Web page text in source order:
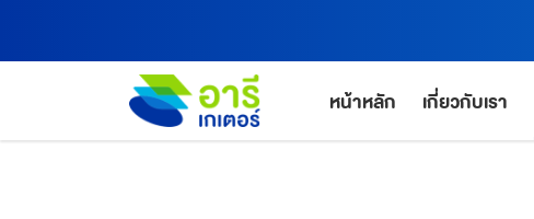
หน้าหลัก เกี่ยวกับเรา